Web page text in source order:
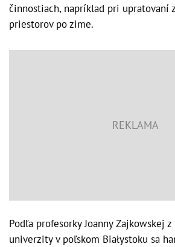
činnostiach, napríklad pri upratovaní
priestorov po zime.
Podľa profesorky Joanny Zajkowskej z
univerzity v poľskom Białystoku sa